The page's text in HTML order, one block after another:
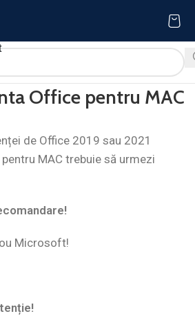
Office pentru MAC
de Office 2019 sau 2021
MAC trebuie să urmezi
Microsoft!